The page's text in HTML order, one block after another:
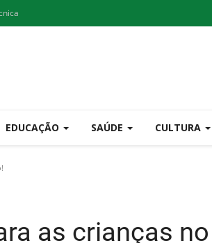
EDUCAÇÃO SAÚDE CULTURA
as crianças no